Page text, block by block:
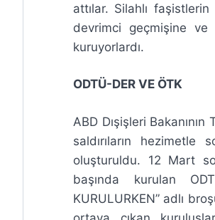
attılar. Silahlı
devrimci geçmişine
kuruyorlardı.
ODTÜ-DER VE ÖTK
ABD Dışişleri
saldırıların hezimetle
oluşturuldu. 12 Mart
başında kurulan
KURULURKEN” adlı